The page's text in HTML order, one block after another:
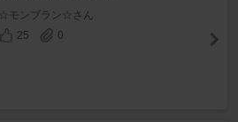
☆モンブラン☆さん
25
0